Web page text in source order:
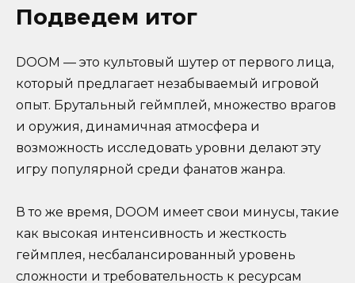
Подведем итог
DOOM — это культовый шутер от первого лица,
который предлагает незабываемый игровой
опыт. Брутальный геймплей, множество врагов
и оружия, динамичная атмосфера и
возможность исследовать уровни делают эту
игру популярной среди фанатов жанра.
В то же время, DOOM имеет свои минусы, такие
как высокая интенсивность и жесткость
геймплея, несбалансированный уровень
сложности и требовательность к ресурсам